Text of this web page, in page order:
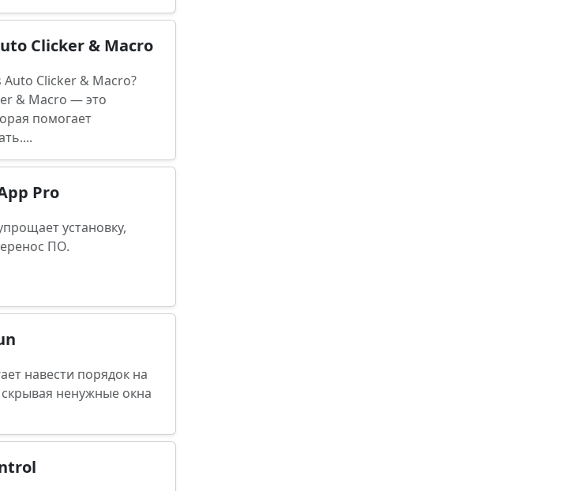
Clicker & Macro
Auto Clicker & Macro?
& Macro — это
помогает
Pro
установку,
ПО.
навести порядок на
ненужные окна